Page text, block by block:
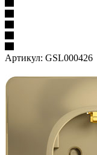
Артикул: GSL000426